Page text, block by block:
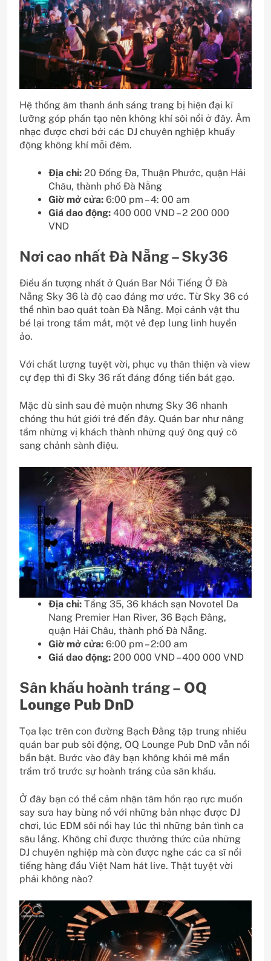
Hệ thống âm thanh ánh sáng trang bị hiện đại kĩ
lưỡng góp phần tạo nên không khí sôi nổi ở đây. Âm
nhạc được chơi bởi các DJ chuyên nghiệp khuấy
động không khí mỗi đêm.
Địa chỉ: 20 Đống Đa, Thuận Phước, quận Hải
Châu, thành phố Đà Nẵng
Giờ mở cửa: 6:00 pm – 4: 00 am
Giá dao động: 400 000 VND – 2 200 000
VND
Nơi cao nhất Đà Nẵng – Sky36
Điều ấn tượng nhất ở Quán Bar Nổi Tiếng Ở Đà
Nẵng Sky 36 là độ cao đáng mơ ước. Từ Sky 36 có
thể nhìn bao quát toàn Đà Nẵng. Mọi cảnh vật thu
bé lại trong tầm mắt, một vẻ đẹp lung linh huyền
ảo.
Với chất lượng tuyệt vời, phục vụ thân thiện và view
cự đẹp thì đi Sky 36 rất đáng đồng tiền bát gạo.
Mặc dù sinh sau đẻ muộn nhưng Sky 36 nhanh
chóng thu hút giới trẻ đến đây. Quán bar như nâng
tầm những vị khách thành những quý ông quý cô
sang chảnh sành điệu.
Địa chỉ: Tầng 35, 36 khách sạn Novotel Da
Nang Premier Han River, 36 Bạch Đằng,
quận Hải Châu, thành phố Đà Nẵng.
Giờ mở cửa: 6:00 pm – 2:00 am
Giá dao động: 200 000 VND – 400 000 VND
Sân khấu hoành tráng – OQ
Lounge Pub DnD
Tọa lạc trên con đường Bạch Đằng tập trung nhiều
quán bar pub sôi động, OQ Lounge Pub DnD vẫn nổi
bần bật. Bước vào đây bạn không khỏi mê mẩn
trầm trồ trước sự hoành tráng của sân khấu.
Ở đây bạn có thể cảm nhận tâm hồn rạo rực muốn
say sưa hay bùng nổ với những bản nhạc được DJ
chơi, lúc EDM sôi nổi hay lúc thì những bản tình ca
sâu lắng. Không chỉ được thưởng thức của những
DJ chuyên nghiệp mà còn được nghe các ca sĩ nổi
tiếng hàng đầu Việt Nam hát live. Thật tuyệt vời
phải không nào?